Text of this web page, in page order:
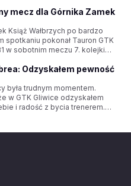
mecz dla Górnika Zamek
Książ Wałbrzych po bardzo
spotkaniu pokonał Tauron GTK
w sobotnim meczu 7. kolejki
Ligi.
Odzyskałem pewność
była trudnym momentem.
w GTK Gliwice odzyskałem
i radość z bycia trenerem.